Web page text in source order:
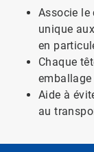
Associe le
unique
en
Chaque
Aide à
au